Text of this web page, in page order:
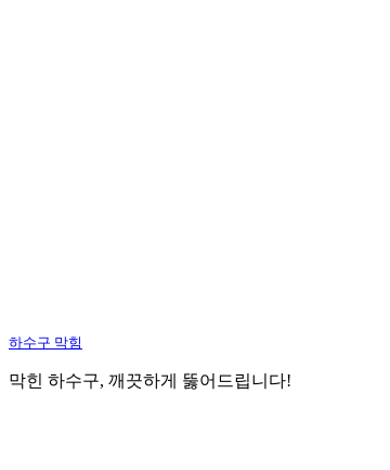
하수구 막힘
막힌 하수구, 깨끗하게 뚫어드립니다!